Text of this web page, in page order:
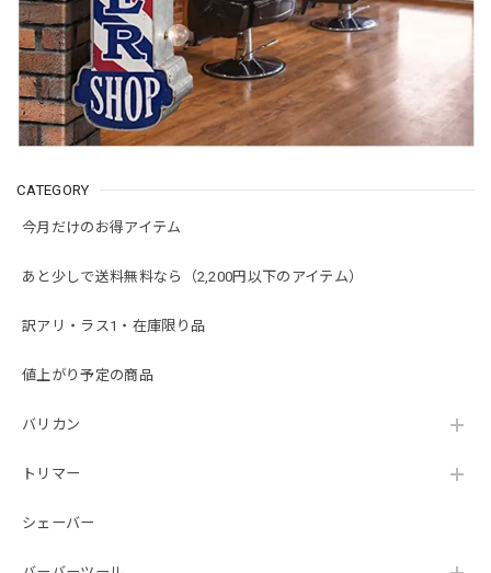
CATEGORY
今月だけのお得アイテム
あと少しで送料無料なら（2,200円以下のアイテム）
訳アリ・ラス1・在庫限り品
値上がり予定の商品
バリカン
トリマー
シェーバー
まだ商品は届いていませんのでそれ以外での評価です。質問
のメールをしたのに返事なしで先に商品発送の通知が来まし
た。BASEというサイト側が悪いのかヴィンテージバーバー
サプライさんが悪いのかはわかりませんが返信が無いのは残
念でした。
とうございます。ご対応品質にご満足いただけ
います。 弊社ではお客様より寄せられたさまざ
ております。この度頂いたご意見を真摯に受け
きるよう、改善に努める所存です。 せっかくレ
間を要してしまい恐縮です。ささやかながらお